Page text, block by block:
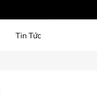
Tin Tức